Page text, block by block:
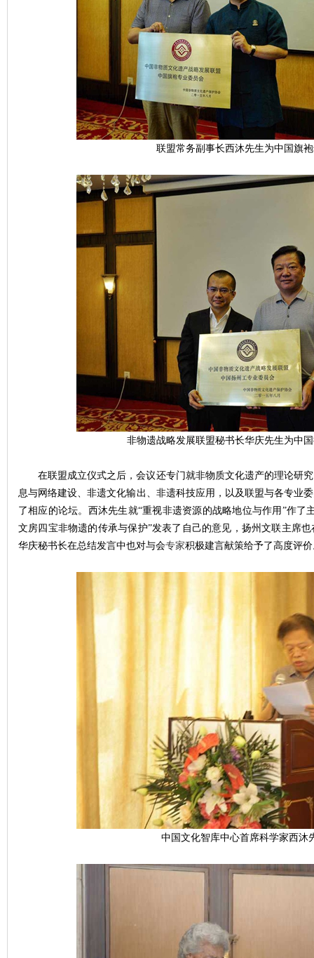
联盟常务副事长西沐先生为中国旗
非物遗战略发展联盟秘书长华庆先生为中
在联盟成立仪式之后，会议还专门就非物质文化遗产的理论研
息与网络建设、非遗文化输出、非遗科技应用，以及联盟与各专业
了相应的论坛。西沐先生就“重视非遗资源的战略地位与作用”作了
文房四宝非物遗的传承与保护”发表了自己的意见，扬州文联主席
华庆秘书长在总结发言中也对与会专家积极建言献策给予了高度评
中国文化智库中心首席科学家西沐